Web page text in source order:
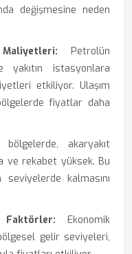
değişmesine neden
Petrolün
yakıtın istasyonlara
etkiliyor. Ulaşım
fiyatlar daha
bölgelerde, akaryakıt
ve rekabet yüksek. Bu
kalmasını
Ekonomik
gelir seviyeleri,